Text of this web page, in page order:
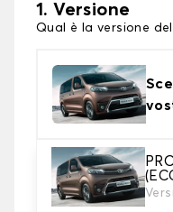
1. Versione
Qual è la versione
2. Materiale
Scegli il materiale